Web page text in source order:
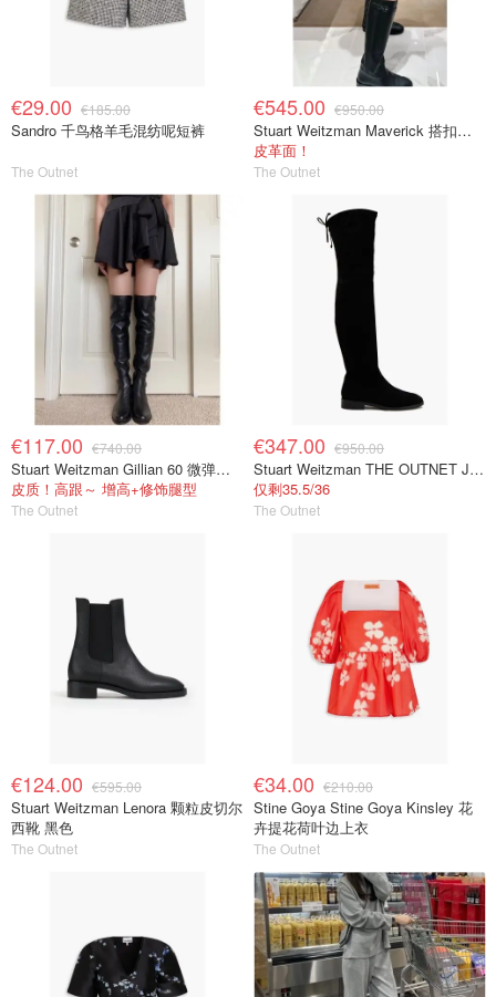
€29.00 €185.00
Sandro 千鸟格羊毛混纺呢短裤
The Outnet
€545.00 €950.00
Stuart Weitzman Maverick 搭扣皮革长靴
皮革面！
The Outnet
€117.00 €740.00
Stuart Weitzman Gillian 60 微弹力皮革过膝靴 黑色
皮质！高跟～ 增高+修饰腿型
The Outnet
€347.00 €950.00
Stuart Weitzman THE OUTNET Jocey 弹力绒面过膝靴
仅剩35.5/36
The Outnet
€124.00 €595.00
Stuart Weitzman Lenora 颗粒皮切尔
西靴 黑色
The Outnet
€34.00 €210.00
Stine Goya Stine Goya Kinsley 花
卉提花荷叶边上衣
The Outnet